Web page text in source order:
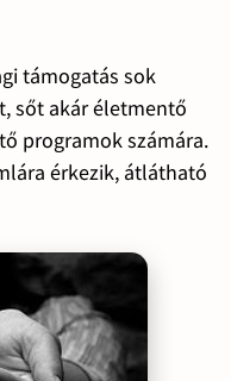
támogatás sok
sőt akár életmentő
programok számára.
érkezik, átlátható